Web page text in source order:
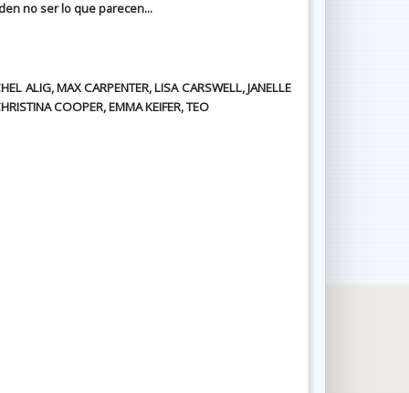
no ser lo que parecen...
ALIG, MAX CARPENTER, LISA CARSWELL, JANELLE
COOPER, EMMA KEIFER, TEO